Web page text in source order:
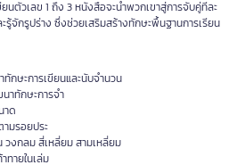
นตัวเลข 1 ถึง 3 หนังสือจะนำพวกเขาสู่การจับคู่ทีละ
รู้จักรูปร่าง ซึ่งช่วยเสริมสร้างทักษะพื้นฐานการเรียน
กษะการเขียนและนับจำนวน
าทักษะการจำ
าด
มรอยประ
วงกลม สี่เหลี่ยม สามเหลี่ยม
ทายในเล่ม